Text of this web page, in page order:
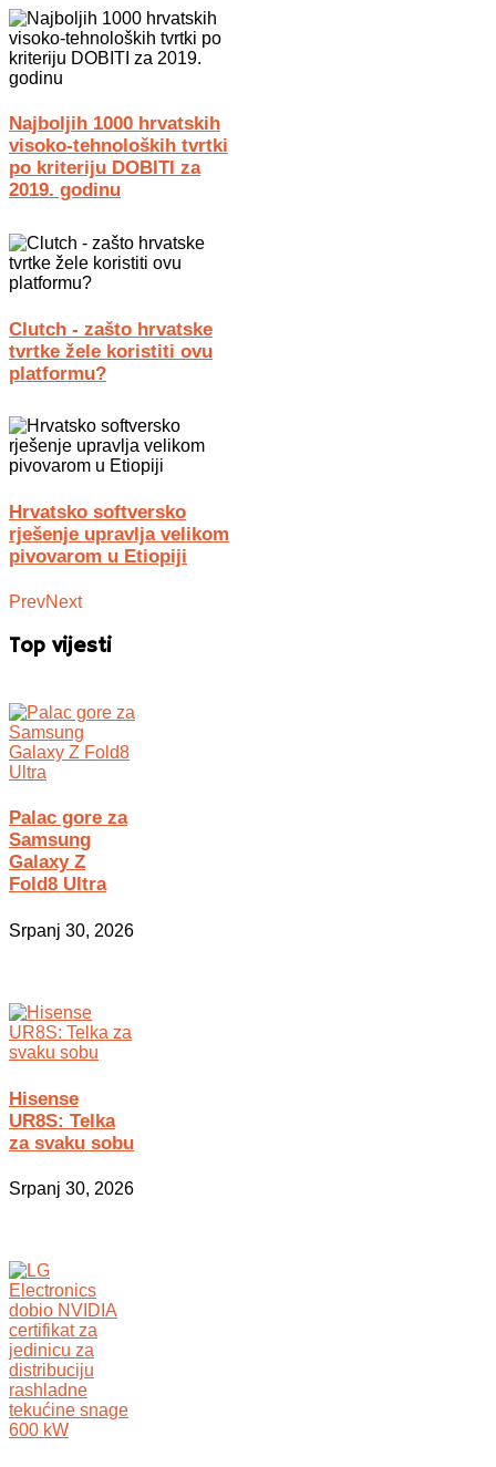
Najboljih 1000 hrvatskih
visoko-tehnoloških tvrtki
po kriteriju DOBITI za
2019. godinu
Clutch - zašto hrvatske
tvrtke žele koristiti ovu
platformu?
Hrvatsko softversko
rješenje upravlja velikom
pivovarom u Etiopiji
PrevNext
Top vijesti
Palac gore za
Samsung
Galaxy Z
Fold8 Ultra
Srpanj 30, 2026
Hisense
UR8S: Telka
za svaku sobu
Srpanj 30, 2026